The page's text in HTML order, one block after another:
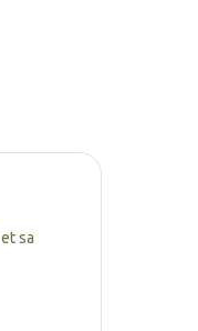
et sa